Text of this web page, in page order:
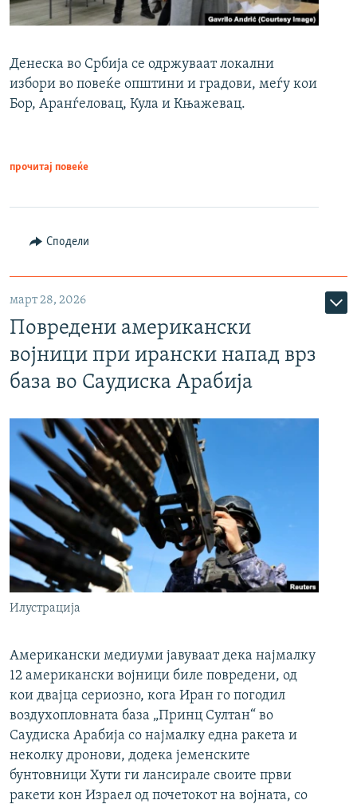
Денеска во Србија се одржуваат локални
избори во повеќе општини и градови, меѓу кои
Бор, Аранѓеловац, Кула и Књажевац.
прочитај повеќе
Сподели
март 28, 2026
Повредени американски
војници при ирански напад врз
база во Саудиска Арабија
Илустрација
Американски медиуми јавуваат дека најмалку
12 американски војници биле повредени, од
кои двајца сериозно, кога Иран го погодил
воздухопловната база „Принц Султан“ во
Саудиска Арабија со најмалку една ракета и
неколку дронови, додека јеменските
бунтовници Хути ги лансирале своите први
ракети кон Израел од почетокот на војната, со